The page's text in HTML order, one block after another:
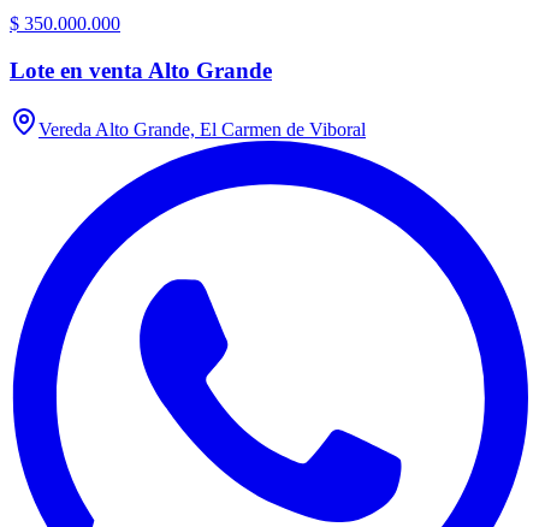
$ 350.000.000
Lote en venta Alto Grande
Vereda Alto Grande, El Carmen de Viboral